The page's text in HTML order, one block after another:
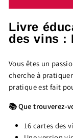
Livre
des vins :
Vous êtes un
cherche à
pratique est fait
📚 Que trouverez-
16 cartes des